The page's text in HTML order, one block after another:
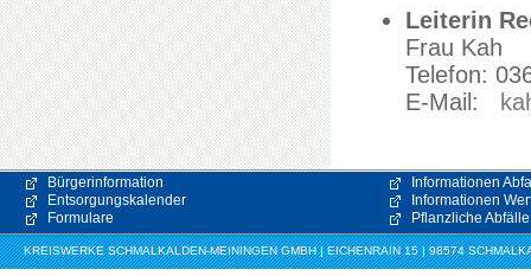
Leiterin
Frau Kah
Telefon:
E-Mail:
Bürgerinformation
Entsorgungskalender
Formulare
Informationen
Informationen
Pflanzliche Abfälle
KREISWERKE SCHMALKALDEN-MEININGEN GMBH | EICHENRAIN 15 | 98574